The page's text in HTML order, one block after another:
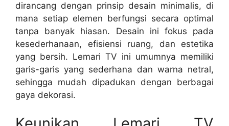
dirancang dengan prinsip desain minimalis, di
mana setiap elemen berfungsi secara optimal
tanpa banyak hiasan. Desain ini fokus pada
kesederhanaan, efisiensi ruang, dan estetika
yang bersih. Lemari TV ini umumnya memiliki
garis-garis yang sederhana dan warna netral,
sehingga mudah dipadukan dengan berbagai
gaya dekorasi.